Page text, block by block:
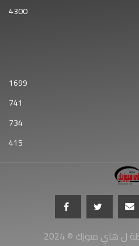
4300
1699
741
734
415
هاي ميوزك © 2024